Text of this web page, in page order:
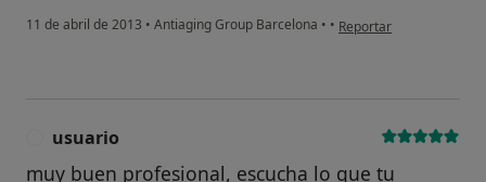
11 de abril de 2013 • Antiaging Group Barcelona • • en opinión del usuario
Reportar
usuario
muy buen profesional, escucha lo que tu